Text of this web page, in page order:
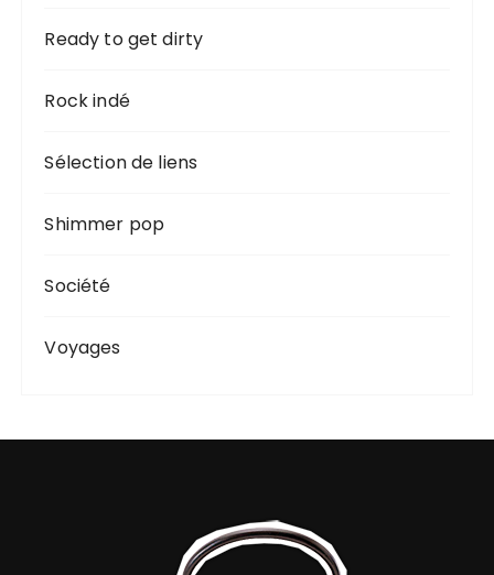
Ready to get dirty
Rock indé
Sélection de liens
Shimmer pop
Société
Voyages